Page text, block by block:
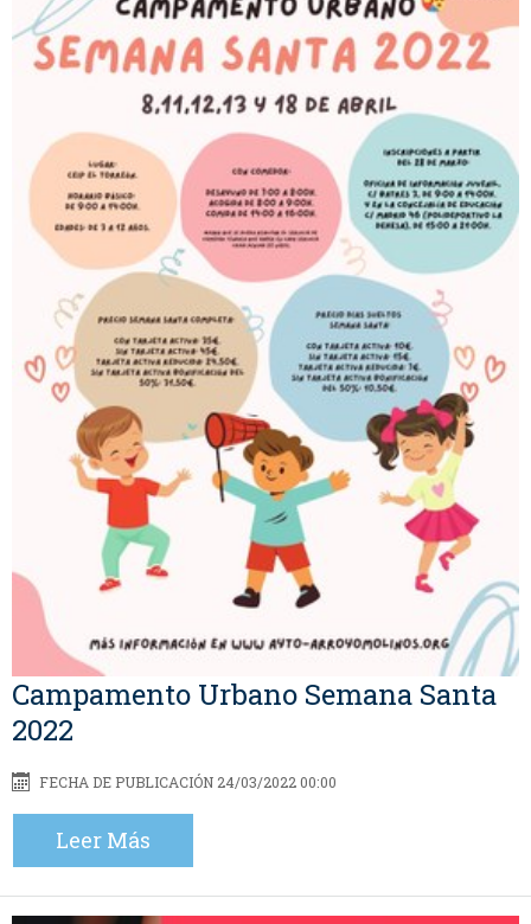
Campamento Urbano Semana Santa
2022
FECHA DE PUBLICACIÓN 24/03/2022 00:00
Leer Más